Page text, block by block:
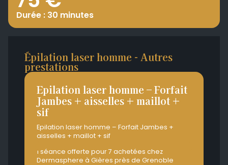
Durée : 30 minutes
Épilation laser homme - Autres
prestations
Epilation laser homme – Forfait
Jambes + aisselles + maillot +
sif
Epilation laser homme – Forfait Jambes +
aisselles + maillot + sif
1 séance offerte pour 7 achetées chez
Dermasphere à Gières près de Grenoble